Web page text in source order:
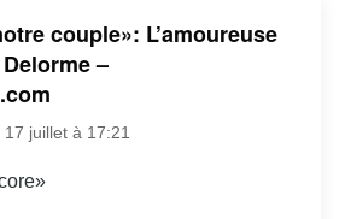
couple»: L’amoureuse
–
juillet à 17:21